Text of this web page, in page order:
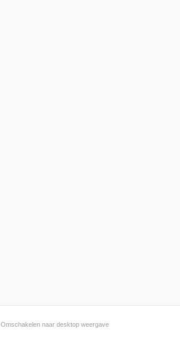
Omschakelen naar desktop weergave